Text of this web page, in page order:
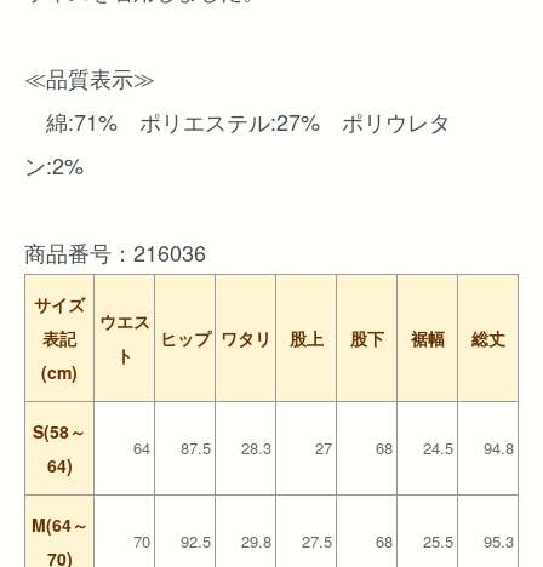
≪品質表示≫
綿:71% ポリエステル:27% ポリウレタ
ン:2%
商品番号：216036
サイズ
表記
(cm)
ウエス
ト
ヒップ ワタリ 股上 股下 裾幅 総丈
S(58～
64)
64 87.5 28.3 27 68 24.5 94.8
M(64～
70)
70 92.5 29.8 27.5 68 25.5 95.3